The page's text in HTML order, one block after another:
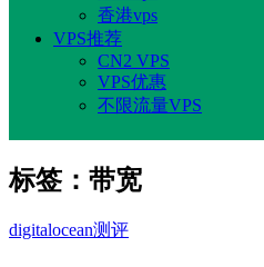
香港vps
VPS推荐
CN2 VPS
VPS优惠
不限流量VPS
标签：带宽
digitalocean测评